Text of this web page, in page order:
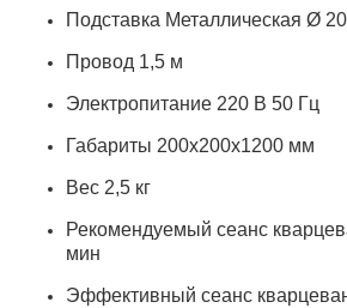
Подставка Металлическая Ø
Провод 1,5 м
Электропитание 220 В 50 Гц
Габариты 200x200x1200 мм
Вес 2,5 кг
Рекомендуемый сеанс
мин
Эффективный сеанс